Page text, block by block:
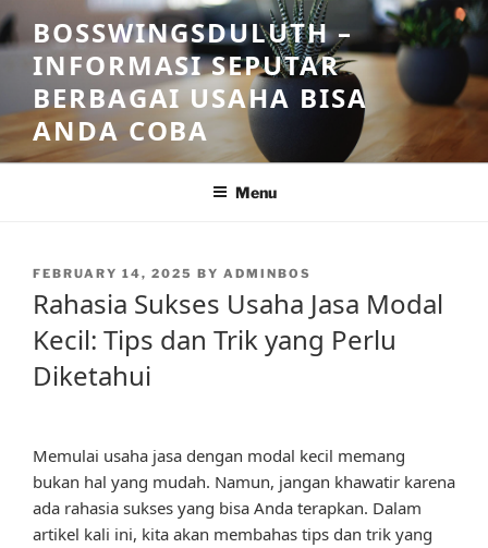
Skip
to
content
BOSSWINGSDULUTH –
INFORMASI SEPUTAR
BERBAGAI USAHA BISA
ANDA COBA
Menu
POSTED
FEBRUARY 14, 2025 BY ADMINBOS
Rahasia Sukses Usaha Jasa Modal
Kecil: Tips dan Trik yang Perlu
Diketahui
Memulai usaha jasa dengan modal kecil memang
bukan hal yang mudah. Namun, jangan khawatir karena
ada rahasia sukses yang bisa Anda terapkan. Dalam
artikel kali ini, kita akan membahas tips dan trik yang